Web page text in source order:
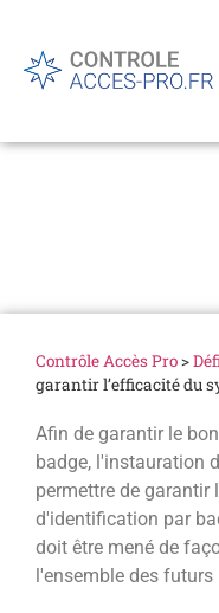
Contrôle Accès Pro>
garantir l’efficacité du
Afin de garantir le
badge, l'instauration
permettre de garantir
d'identification par
doit être mené de
l'ensemble des